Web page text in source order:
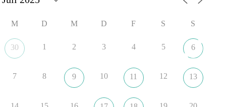
#dieBasis #SachsenAnhalt #Landtagswahl2026
#Kooperation
M D M D F S S
30 1 2 3 4 5 6
7 8 9 10 11 12 13